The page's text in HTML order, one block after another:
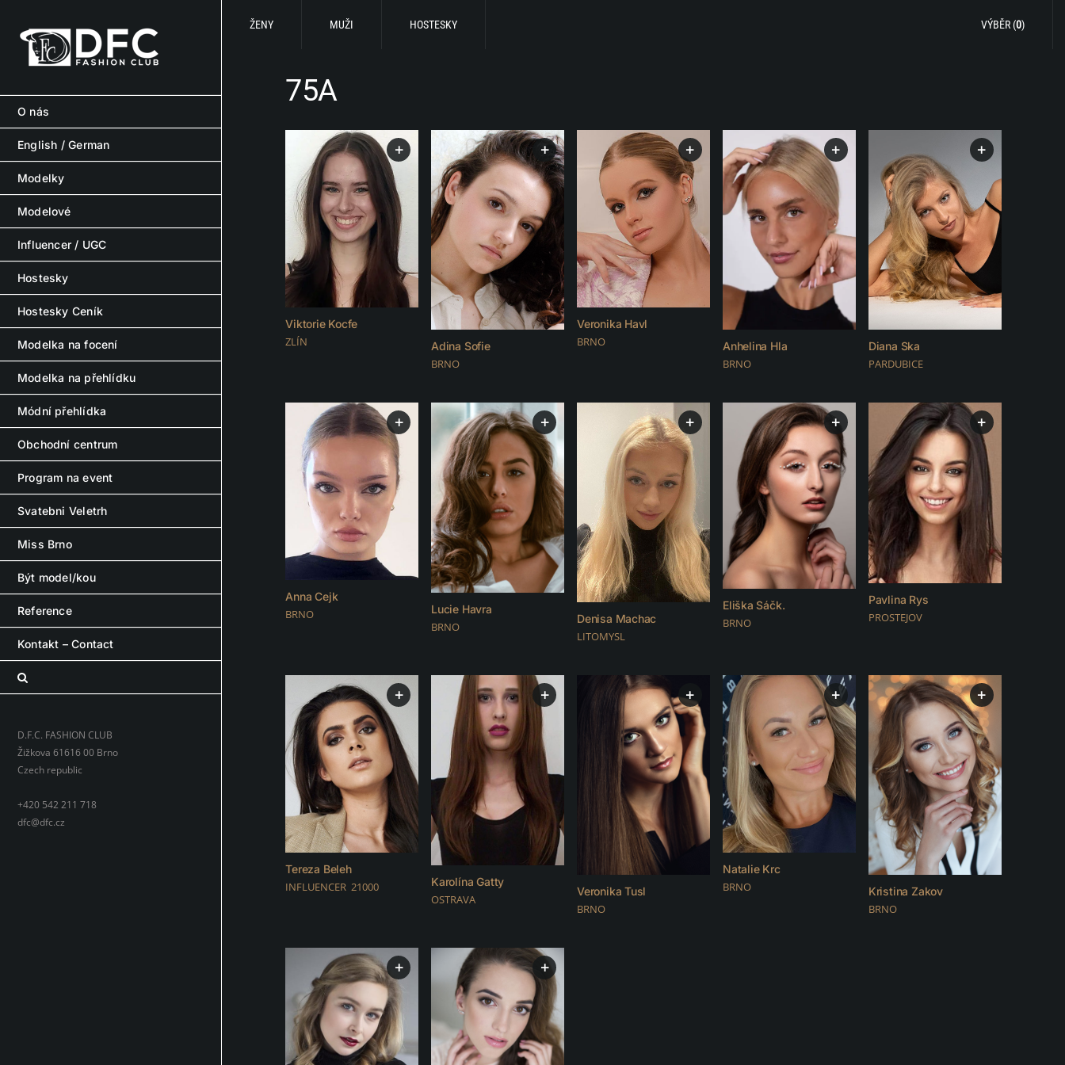
ŽENY MUŽI HOSTESKY VÝBĚR (0)
content
O nás
English / German
Modelky
Modelové
Influencer / UGC
Hostesky
Hostesky Ceník
Modelka na focení
Modelka na přehlídku
Módní přehlídka
Obchodní centrum
Program na event
Svatebni Veletrh
Miss Brno
Být model/kou
Reference
Kontakt – Contact
D.F.C. FASHION CLUB
Žižkova 61616 00 Brno
Czech republic
+420 542 211 718
dfc@dfc.cz
75A
+
Viktorie Kocfe
ZLÍN
+
Adina Sofie
BRNO
+
Veronika Havl
BRNO
+
Anhelina Hla
BRNO
+
Diana Ska
PARDUBICE
+
Anna Cejk
BRNO
+
Lucie Havra
BRNO
+
Denisa Machac
LITOMYSL
+
Eliška Sáčk.
BRNO
+
Pavlina Rys
PROSTEJOV
+
Tereza Beleh
INFLUENCER 21000
+
Karolína Gatty
OSTRAVA
+
Veronika Tusl
BRNO
+
Natalie Krc
BRNO
+
Kristina Zakov
BRNO
+ +